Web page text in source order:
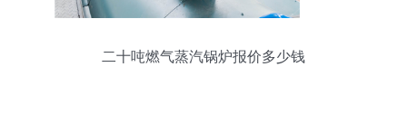
二十吨燃气蒸汽锅炉报价多少钱